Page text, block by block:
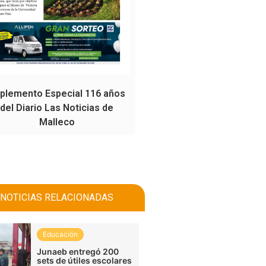
Especial 116 años
del Diario Las Noticias de
Malleco
NOTICIAS RELACIONADAS
Educación
Junaeb entregó 200
sets de útiles escolares